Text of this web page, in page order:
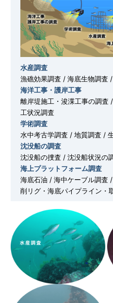
水産調査
漁礁効果調査 / 海底生物調査
海洋工事・護岸工事
離岸堤施工・浚渫工事の調査
工状況調査
学術調査
水中考古学調査 / 地質調査 /
沈没船の調査
沈没船の捜査 / 沈没船状況の
海上プラットフォーム調査
海底石油 / 海中ケーブル調査
削リグ・海底パイプライン・